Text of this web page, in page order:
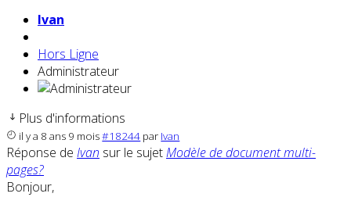
Ivan
Hors Ligne
Administrateur
Plus d'informations
il y a 8 ans 9 mois#18244 par Ivan
Réponse de Ivan sur le sujetModèle de document multi-
pages?
Bonjour,